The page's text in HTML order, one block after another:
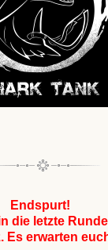
Endspurt!
die letzte
Es erwarten